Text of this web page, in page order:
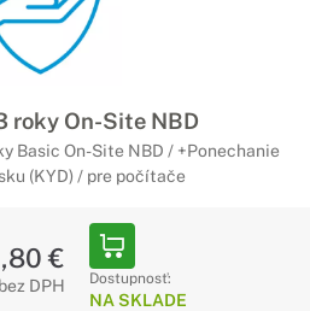
roky On-Site NBD
Basic On-Site NBD / +Ponechanie
(KYD) / pre počítače
€
DPH Dostupnosť:
NA SKLADE